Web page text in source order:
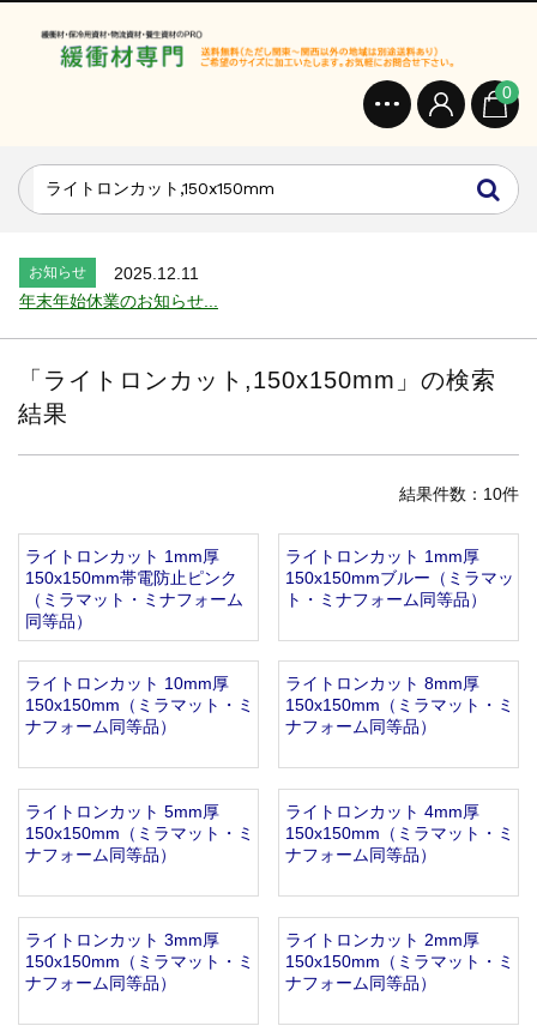
0
オンラインショップを開設いたしました。...
お知らせ
2026.7.24
お知らせ
2025.12.11
年末年始休業のお知らせ...
お知らせ
2024.2.27
全国へ確実・迅速に納品...
2026年 夏季休業のお知らせ...
お知らせ
2025.12.11
年末年始休業のお知らせ...
お知らせ
夏季休業のお知らせ...
お知らせ
2024.2.27
全国へ確実・迅速に納品...
お知らせ
2024.2.27
「 ライトロンカット,150x150mm 」の検索
結果
結果件数：10件
ライトロンカット 1mm厚
150x150mm帯電防止ピンク
（ミラマット・ミナフォーム
同等品）
ライトロンカット 1mm厚
150x150mmブルー（ミラマッ
ト・ミナフォーム同等品）
ライトロンカット 10mm厚
150x150mm（ミラマット・ミ
ナフォーム同等品）
ライトロンカット 8mm厚
150x150mm（ミラマット・ミ
ナフォーム同等品）
ライトロンカット 5mm厚
150x150mm（ミラマット・ミ
ナフォーム同等品）
ライトロンカット 4mm厚
150x150mm（ミラマット・ミ
ナフォーム同等品）
ライトロンカット 3mm厚
150x150mm（ミラマット・ミ
ナフォーム同等品）
ライトロンカット 2mm厚
150x150mm（ミラマット・ミ
ナフォーム同等品）